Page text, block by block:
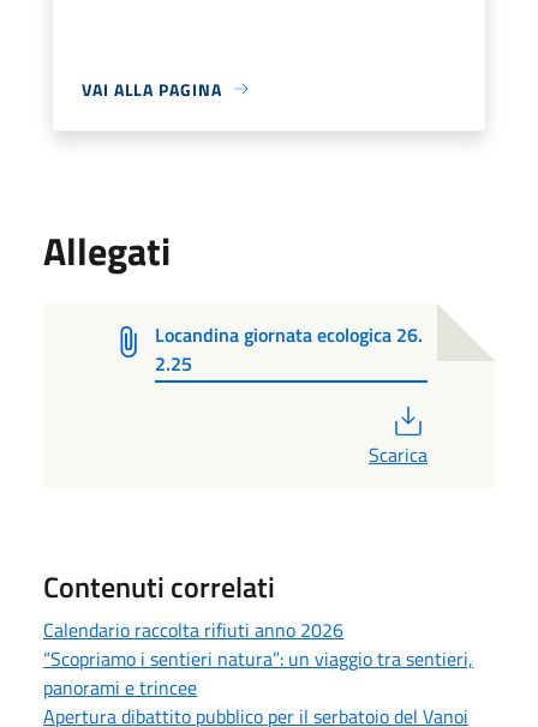
VAI ALLA PAGINA
Allegati
Locandina giornata ecologica 26.
2.25
Scarica
Contenuti correlati
Calendario raccolta rifiuti anno 2026
“Scopriamo i sentieri natura”: un viaggio tra sentieri,
panorami e trincee
Apertura dibattito pubblico per il serbatoio del Vanoi